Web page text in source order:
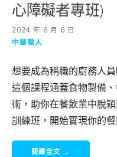
心障礙者專班)
2024 年 6 月 6 日
中華職人
想要成為稱職的廚務人員
這個課程涵蓋食物製備
術，助你在餐飲業中脫
訓練班，開始實現你的餐
閱讀全文 →